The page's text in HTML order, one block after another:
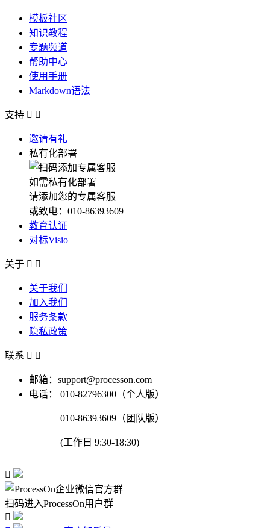
模板社区
知识教程
专题频道
帮助中心
使用手册
Markdown语法
支持  
邀请有礼
私有化部署
如需私有化部署
请添加您的专属客服
或致电：010-86393609
教育认证
对标Visio
关于  
关于我们
加入我们
服务条款
隐私政策
联系  
邮箱：support@processon.com
电话：
010-82796300（个人版）
010-86393609（团队版）
(工作日 9:30-18:30)

扫码进入ProcessOn用户群
